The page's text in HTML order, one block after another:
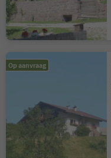
Op aanvraag